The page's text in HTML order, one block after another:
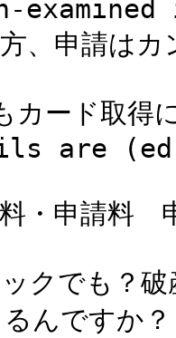
、申請はカ
カード取得
are
料 申込
クでも？破
んですか？